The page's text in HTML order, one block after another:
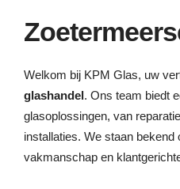
Welkom bij KPM Glas, uw
glashandel. Ons team biedt
glasoplossingen, van
installaties. We staan bekend
vakmanschap en